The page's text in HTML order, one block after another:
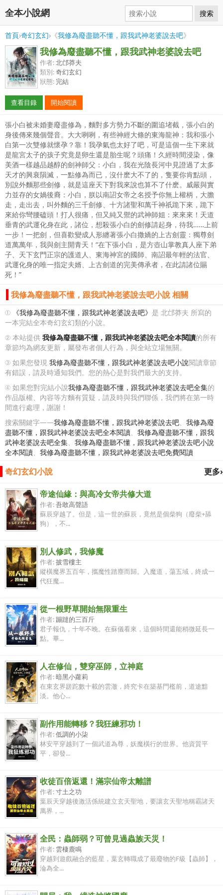
全本小說網 搜索
首頁›奇幻玄幻›《我修為廢盡聽不懂，跟我武神老婆說去吧》
我修為廢盡聽不懂，跟我武神老婆說去吧
作者:北邙莽夫
類別:奇幻玄幻
狀態: 完結
查看目錄 開始閱讀
張小白被未婚妻廢盡修為，麵對多方勢力不斷的圍追堵截，張小白的
身後傳來幾個聲音。大大咧咧，有些神經大條的東海龍神：我和張小
白第一次雙修就懷孕？靠！我孕氣也太好了吧，可是這個一生下來就
是龍宮太子的孩子究竟是卵生還是胎生呢？頭痛！久經時間浸染，像
美酒一樣越品越醇的劍神師父：小白，我在光陰長河中見證過了太多
天才的興衰隕滅，一點修為而已，沒什麽大不了的，隻要你肯點頭，
別說外麵那些劍修，就是這座天下對我來說也算不了什麽。威嚴與實
力並存的女媧後裔：小白，朕以南詔女帝之名授予你無上權柄，大膽
走，走出去，叫外麵的三千劍修、十方諸聖和萬千神祇跪下來，跪下
來給你彎腰磕頭！打人很痛，但又純又禦的武神師姐：來來來！天道
垂青的武運化身在此，諸位，想殺張小白的劍修請起身，待我……上前
一步！一把劍，但喜歡變成人形纏著張小白撒嬌的上古劍靈：獨尊劍
道萬萬年，我與劍主開青天！“在下張小白，是方壺山掌教真人座下弟
子、天下玄門正宗的護道人、東海神宮的國師、南詔最年輕的法官、
武運化身的唯一指定夫婿、上古劍道的完美傳承者，在此請諸位賜
死！”
我修為廢盡聽不懂，跟我武神老婆說去吧小說 相關
① 《我修為廢盡聽不懂，跟我武神老婆說去吧》 是 北邙莽夫 所寫的
一本完結全本奇幻玄幻類的小說。
② 本站提供 我修為廢盡聽不懂，跟我武神老婆說去吧全本閱讀的所有
章節均為網友更新，屬發布者個人行為，與全站立場無關。
③ 如果您發現 我修為廢盡聽不懂，跟我武神老婆說去吧小說閱讀章節
有錯誤，請及時通知我們。您的熱心是對我們最大的支持。
④ 如果您對完結小說我修為廢盡聽不懂，跟我武神老婆說去吧全集的
作品版權、內容等方麵有質疑，請及時與我們聯係，我們將在第一時
間進行處理，謝謝！
搜索關鍵字——我修為廢盡聽不懂，跟我武神老婆說去吧、 我修為廢
盡聽不懂，跟我武神老婆說去吧全本閱讀、 我修為廢盡聽不懂，跟我
武神老婆說去吧全集、 我修為廢盡聽不懂，跟我武神老婆說去吧小說
全本閱讀、 我修為廢盡聽不懂，跟我武神老婆說去吧免費閱讀
更多›
奇幻玄幻小說
帝途仙緣：與高冷女帝共修大道
作者:吾敢高聲語
蘇辰穿越了。但是，這一世的蘇辰，竟然是個柴狗（廢柴+舔
狗），不...
別人修武，我修魔
作者:披雪樓主
縱橫魔界五百年，攜魔性踏塵而歸。入魔道，蕩五域，終成一
代狂魔...
從一根野草開始無限重生
作者:蹦躂的三百斤
君子報仇，十年不晚。在蘇儀看來，這個時間還能稍微延長一
點。畢...
人在修仙，雙穿巫師，立神庭
作者:暗黑小蘿莉
在東玄界蹉跎數十載的雲澈，終究卡在築基門檻前，道途黯
淡。他心...
副作用能轉移？我狂練邪功！
作者:低調的小柒
林安平穿越到了一個武道為尊，妖魔橫行的世界。他資質平
平，卻發...
收徒百倍返還！滿宗仙帝太離譜
作者:寸土之功
葉辰天穿越後激活係統建立玄天聖地，要讓玄天聖地稱霸諸天
萬界，...
全民：蟲師弱？可曾見過蟲族天災！
作者: 雲棲鹿鳴
穿越到遊戲融合的藍星，葉玄轉職成了最廢物的F級【蟲師】，
淪為全...